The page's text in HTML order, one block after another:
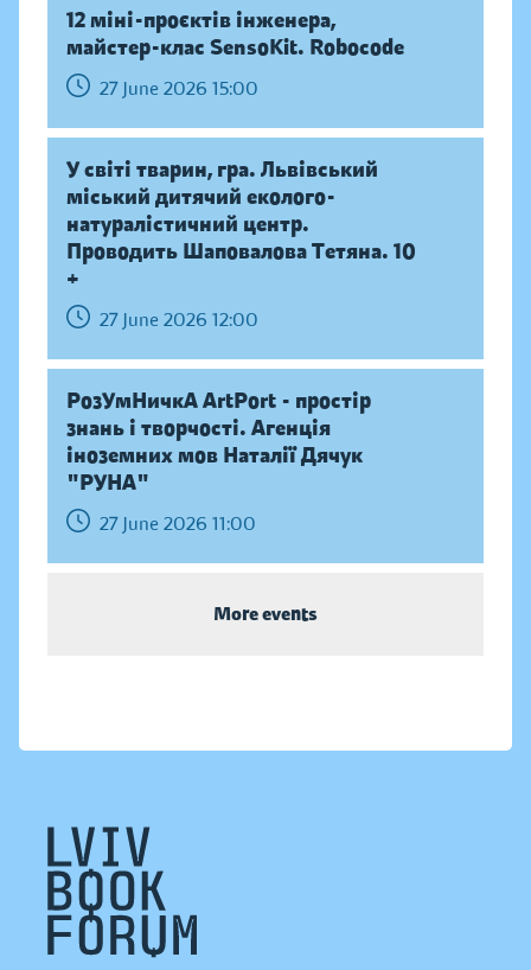
12 міні-проєктів інженера,
майстер-клас SensoKit. Robocode
27 June 2026 15:00
У світі тварин, гра. Львівський
міський дитячий еколого-
натуралістичний центр.
Проводить Шаповалова Тетяна. 10
+
27 June 2026 12:00
РозУмНичкА ArtPort - простір
знань і творчості. Агенція
іноземних мов Наталії Дячук
"РУНА"
27 June 2026 11:00
More events